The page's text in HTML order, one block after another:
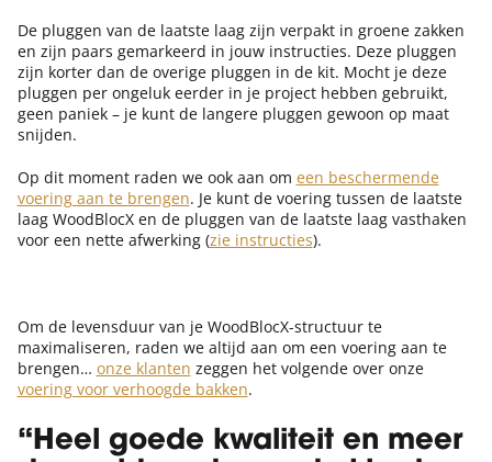
De pluggen van de laatste laag zijn verpakt in groene zakken
en zijn paars gemarkeerd in jouw instructies. Deze pluggen
zijn korter dan de overige pluggen in de kit. Mocht je deze
pluggen per ongeluk eerder in je project hebben gebruikt,
geen paniek – je kunt de langere pluggen gewoon op maat
snijden.
Op dit moment raden we ook aan om een beschermende
voering aan te brengen. Je kunt de voering tussen de laatste
laag WoodBlocX en de pluggen van de laatste laag vasthaken
voor een nette afwerking (zie instructies).
Om de levensduur van je WoodBlocX-structuur te
maximaliseren, raden we altijd aan om een voering aan te
brengen… onze klanten zeggen het volgende over onze
voering voor verhoogde bakken.
“Heel goede kwaliteit en meer